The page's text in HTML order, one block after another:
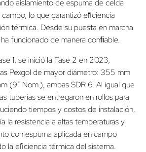
aislamiento de espuma de celda
lo que garantizó eﬁciencia
térmica. Desde su puesta en marcha
funcionado de manera conﬁable.
1, se inició la Fase 2 en 2023,
Pexgol de mayor diámetro: 355 mm
(9” Nom.), ambas SDR 6. Al igual que
tuberías se entregaron en rollos para
tiempos y costos de instalación,
la resistencia a altas temperaturas y
con espuma aplicada en campo
la eﬁciencia térmica del sistema.